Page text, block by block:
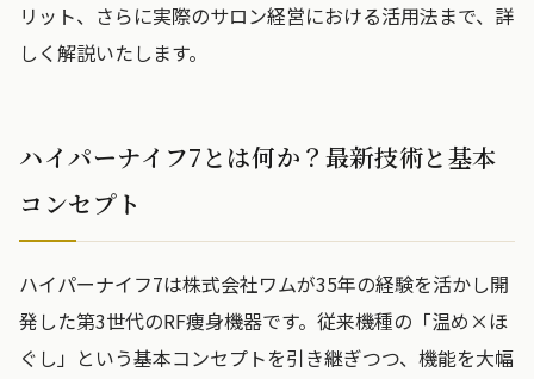
リット、さらに実際のサロン経営における活用法まで、詳
しく解説いたします。
ハイパーナイフ7とは何か？最新技術と基本
コンセプト
ハイパーナイフ7は株式会社ワムが35年の経験を活かし開
発した第3世代のRF痩身機器です。従来機種の「温め×ほ
ぐし」という基本コンセプトを引き継ぎつつ、機能を大幅